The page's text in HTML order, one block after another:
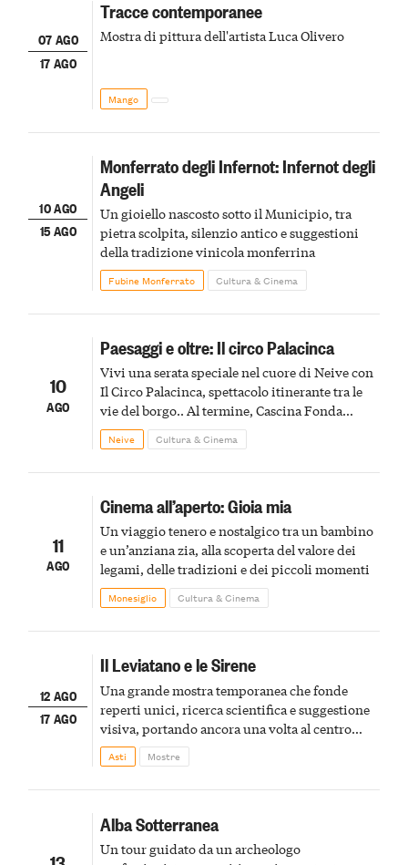
07 AGO
17 AGO
Tracce contemporanee
Mostra di pittura dell'artista Luca Olivero
Mango
10 AGO
15 AGO
Monferrato degli Infernot: Infernot degli
Angeli
Un gioiello nascosto sotto il Municipio, tra
pietra scolpita, silenzio antico e suggestioni
della tradizione vinicola monferrina
Fubine Monferrato Cultura & Cinema
10
AGO
Paesaggi e oltre: Il circo Palacinca
Vivi una serata speciale nel cuore di Neive con
Il Circo Palacinca, spettacolo itinerante tra le
vie del borgo.. Al termine, Cascina Fonda
Winery offrirà una degustazione di due
spumanti.
Neive Cultura & Cinema
11
AGO
Cinema all’aperto: Gioia mia
Un viaggio tenero e nostalgico tra un bambino
e un’anziana zia, alla scoperta del valore dei
legami, delle tradizioni e dei piccoli momenti
Monesiglio Cultura & Cinema
12 AGO
17 AGO
Il Leviatano e le Sirene
Una grande mostra temporanea che fonde
reperti unici, ricerca scientifica e suggestione
visiva, portando ancora una volta al centro
della scena le meraviglie del passato astigiano
Asti Mostre
Alba Sotterranea
Un tour guidato da un archeologo